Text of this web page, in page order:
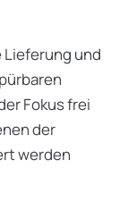
und
Fokus frei
der
werden